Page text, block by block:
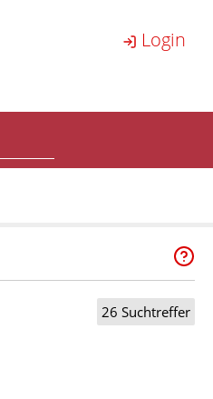
Login
26 Suchtreffer